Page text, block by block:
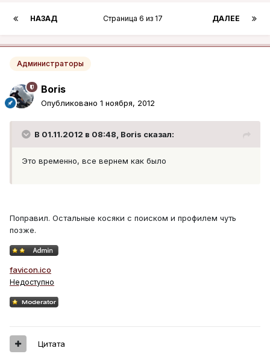
НАЗАД ДАЛЕЕ
Страница 6 из 17
Администраторы
Boris
Опубликовано 1 ноября, 2012
В 01.11.2012 в 08:48, Boris сказал:
Это временно, все вернем как было
Поправил. Остальные косяки с поиском и профилем чуть
позже.
favicon.ico
Недоступно
Цитата